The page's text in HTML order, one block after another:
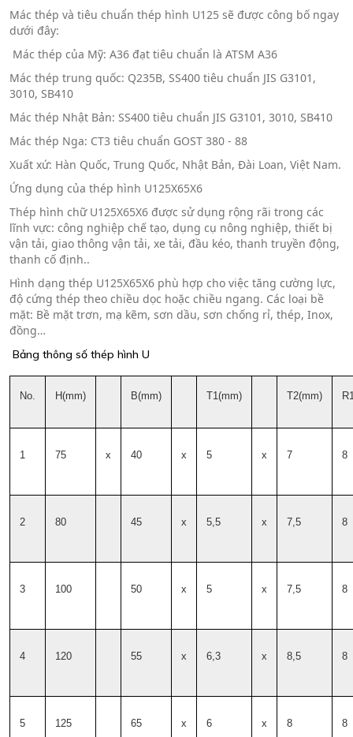
Mác thép và tiêu chuẩn thép hình U125 sẽ được công bố ngay
dưới đây:
Mác thép của Mỹ: A36 đạt tiêu chuẩn là ATSM A36
Mác thép trung quốc: Q235B, SS400 tiêu chuẩn JIS G3101,
3010, SB410
Mác thép Nhật Bản: SS400 tiêu chuẩn JIS G3101, 3010, SB410
Mác thép Nga: CT3 tiêu chuẩn GOST 380 - 88
Xuất xứ: Hàn Quốc, Trung Quốc, Nhật Bản, Đài Loan, Việt Nam.
Ứng dụng của thép hình U125X65X6
Thép hình chữ U125X65X6 được sử dụng rộng rãi trong các
lĩnh vực: công nghiệp chế tạo, dụng cụ nông nghiệp, thiết bị
vận tải, giao thông vận tải, xe tải, đầu kéo, thanh truyền động,
thanh cố định..
Hình dạng thép U125X65X6 phù hợp cho việc tăng cường lực,
độ cứng thép theo chiều dọc hoặc chiều ngang. Các loại bề
mặt: Bề mặt trơn, mạ kẽm, sơn dầu, sơn chống rỉ, thép, Inox,
đồng…
Bảng thông số thép hình U
No. H(mm) B(mm) T1(mm) T2(mm)
1 75 x 40 x 5 x 7 8
2 80 45 x 5,5 x 7,5 8
3 100 50 x 5 x 7,5 8
4 120 55 x 6,3 x 8,5 8
5 125 65 x 6 x 8 8